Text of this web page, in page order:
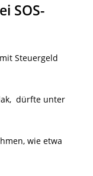
SOS-
Steuergeld
dürfte unter
wie etwa